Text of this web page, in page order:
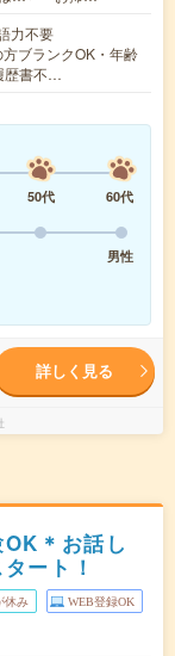
力不要
ブランクOK・年齢
歴書不…
50代
60代
男性
詳しく見る
＊お話し
ート！
休み WEB登録OK